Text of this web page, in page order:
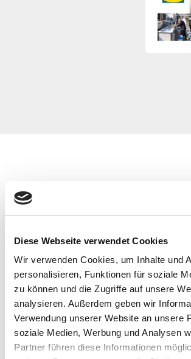
Diese Webseite verwendet Cookies
Wir verwenden Cookies, um Inhalte und
personalisieren, Funktionen für soziale
zu können und die Zugriffe auf unsere
analysieren. Außerdem geben wir
Verwendung unserer Website an unsere
soziale Medien, Werbung und Analysen
Partner führen diese Informationen
KOMM